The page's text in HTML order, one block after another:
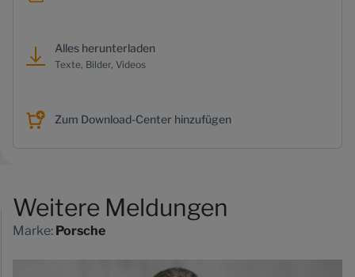
Alles herunterladen
Texte, Bilder, Videos
Zum Download-Center hinzufügen
Weitere Meldungen
Marke: Porsche